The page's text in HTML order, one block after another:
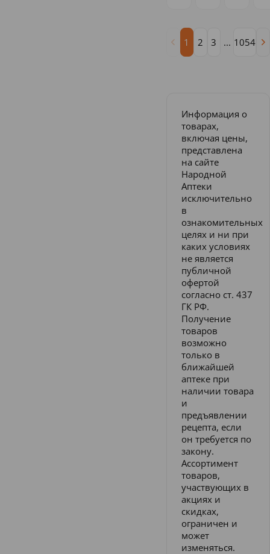
1 2 3 ... 1054
Информация о
товарах,
включая цены,
представлена
на сайте
Народной
Аптеки
исключительно
в
ознакомительных
целях и ни при
каких условиях
не является
публичной
офертой
согласно ст. 437
ГК РФ.
Получение
товаров
возможно
только в
ближайшей
аптеке при
наличии товара
и
предъявлении
рецепта, если
он требуется по
закону.
Ассортимент
товаров,
участвующих в
акциях и
скидках,
ограничен и
может
изменяться.